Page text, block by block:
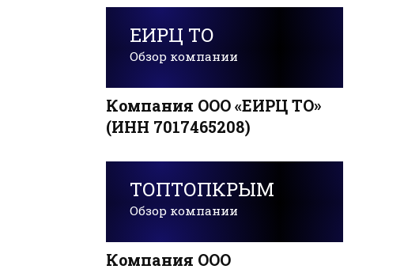
ЕИРЦ ТО
Обзор компании
Компания ООО «ЕИРЦ ТО»
(ИНН 7017465208)
ТОПТОПКРЫМ
Обзор компании
Компания ООО